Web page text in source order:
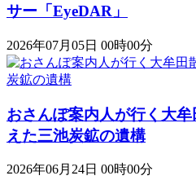
サー「EyeDAR」
2026年07月05日 00時00分
おさんぽ案内人が行く大
えた三池炭鉱の遺構
2026年06月24日 00時00分